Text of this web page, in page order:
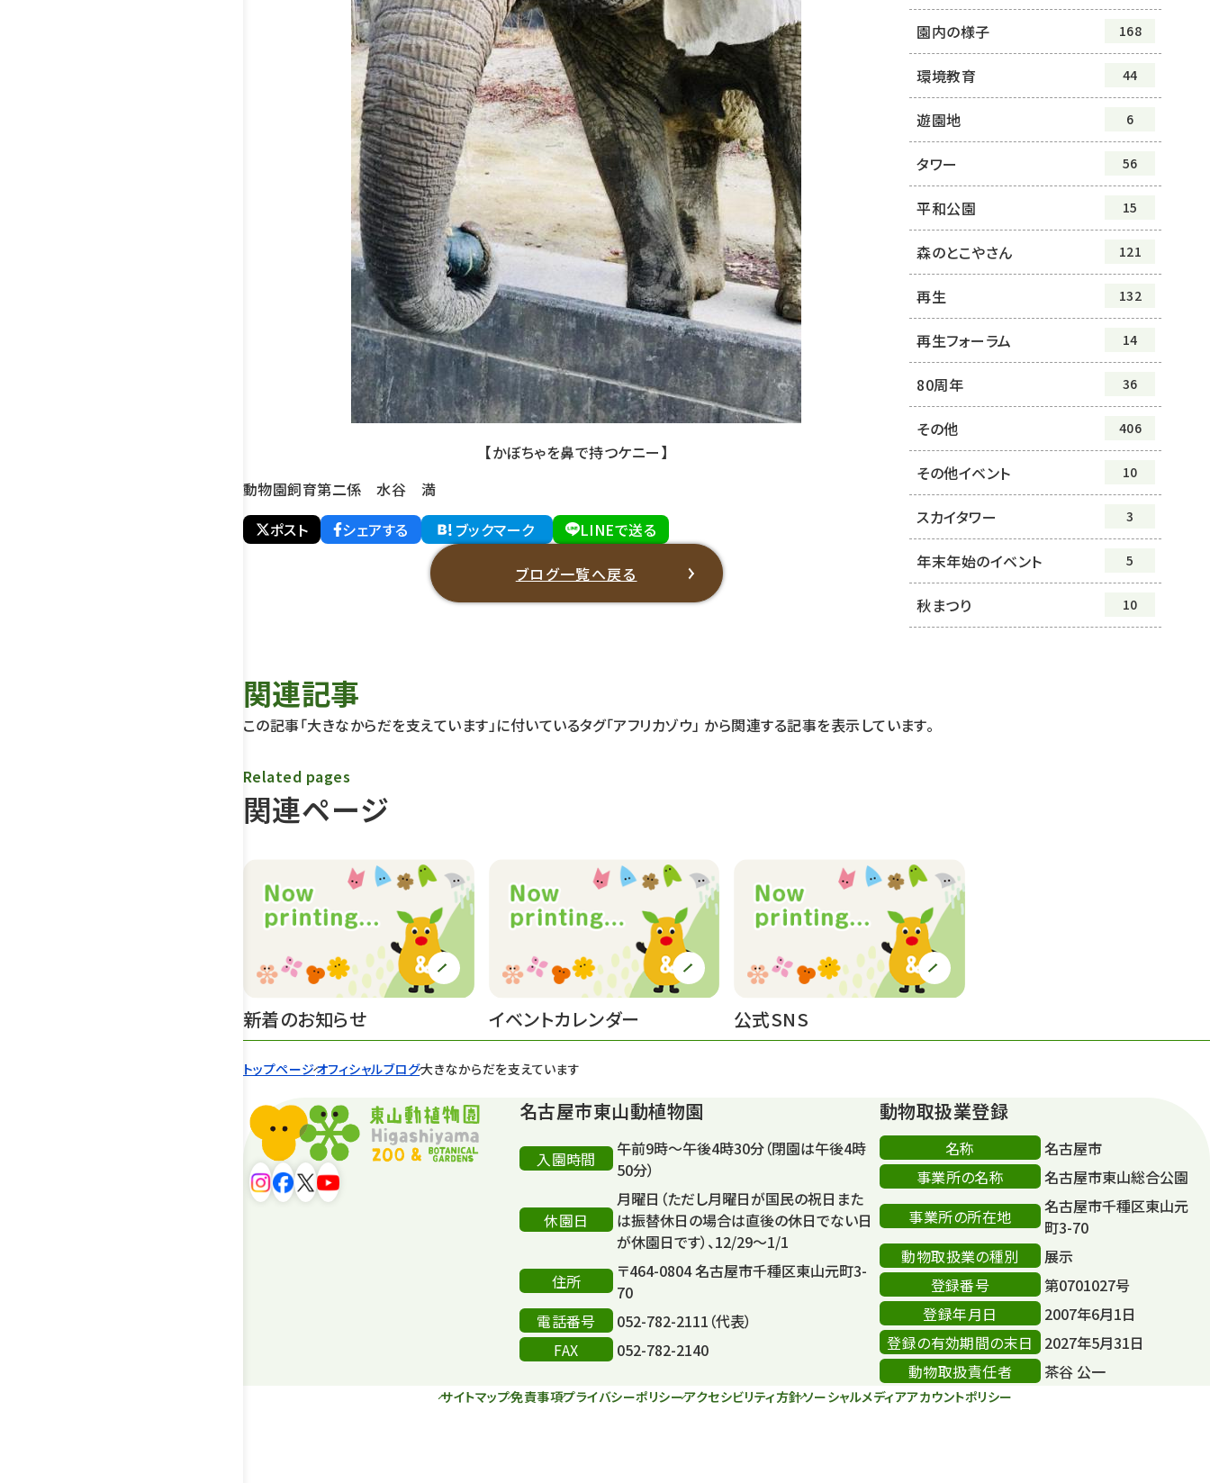
トップページオフィシャルブログ大きなからだを支えています
【かぼちゃを鼻で持つケニー】
動物園飼育第二係 水谷 満
ポスト
シェアする ブックマーク LINEで送る
ブログ一覧へ戻る
園内の様子 168
環境教育 44
遊園地 6
タワー 56
平和公園 15
森のとこやさん 121
再生 132
再生フォーラム 14
80周年 36
その他 406
その他イベント 10
スカイタワー 3
年末年始のイベント 5
秋まつり 10
関連記事
この記事「大きなからだを支えています」に付いているタグ「アフリカゾウ」 から関連する記事を表示しています。
関連ページ
Related pages
新着のお知らせ イベントカレンダー 公式SNS
名古屋市東山動植物園
入園時間
午前9時～午後4時30分（閉園は午後4時
50分）
休園日
月曜日（ただし月曜日が国民の祝日また
は振替休日の場合は直後の休日でない日
が休園日です）、12/29～1/1
住所
〒464-0804 名古屋市千種区東山元町3-
70
電話番号
052-782-2111（代表）
FAX
052-782-2140
動物取扱業登録
名称
名古屋市
事業所の名称
名古屋市東山総合公園
事業所の所在地
名古屋市千種区東山元
町3-70
動物取扱業の種別
展示
登録番号
第0701027号
登録年月日
2007年6月1日
登録の有効期間の末日
2027年5月31日
動物取扱責任者
茶谷 公一
サイトマップ免責事項プライバシーポリシーアクセシビリティ方針ソーシャルメディアアカウントポリシー